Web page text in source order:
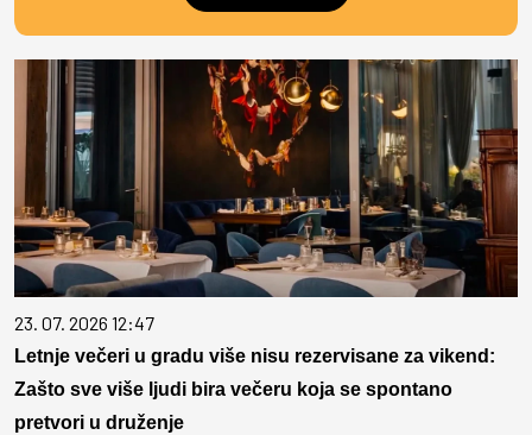
23. 07. 2026 12:47
Letnje večeri u gradu više nisu rezervisane za vikend:
Zašto sve više ljudi bira večeru koja se spontano
pretvori u druženje